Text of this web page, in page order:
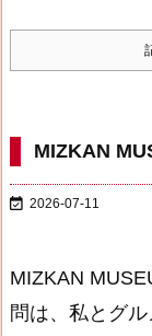
MIZKAN
 2026-07-11
MIZKAN
問は、私とグ